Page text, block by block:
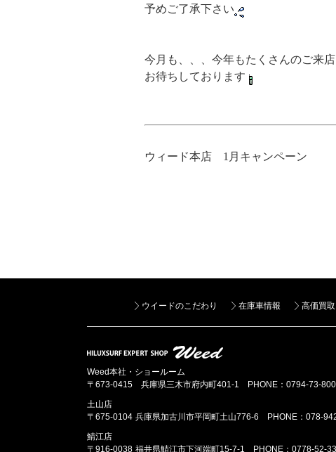
予めご了承下さい
今月も、、、今年もたくさんのご来
お待ちしております
ウィード本店 1月キャンペーン
ウイードのこだわり 在庫車情報 高価買取
Weed本社・ショールーム
〒673-0415 兵庫県三木市府内町401-1
PHONE：0794-73-
土山店
〒675-0104 兵庫県加古川市平岡町土山776-6
PHONE：078-
鯖江店
〒916-0038 福井県鯖江市下河端町15-7-1
PHONE：0778-52-